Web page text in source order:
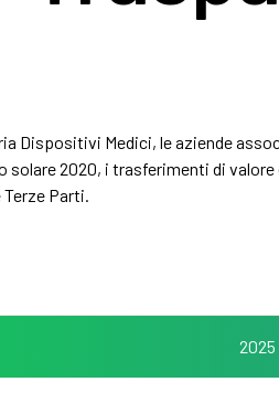
Dispositivi Medici, le aziende
solare 2020, i trasferimenti di
Parti.
2025